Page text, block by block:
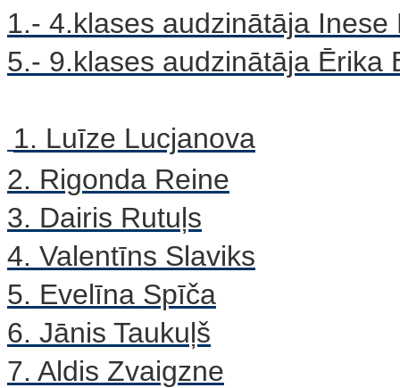
1.- 4.klases audzinātāja Inese
5.- 9.klases audzinātāja Ērika
1. Luīze Lucjanova
2. Rigonda Reine
3. Dairis Rutuļs
4. Valentīns Slaviks
5. Evelīna Spīča
6. Jānis Taukuļš
7. Aldis Zvaigzne